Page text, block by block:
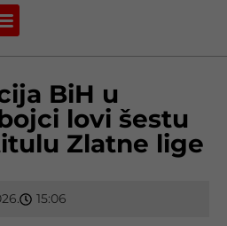
BiH u
lovi šestu
Zlatne lige
15:06